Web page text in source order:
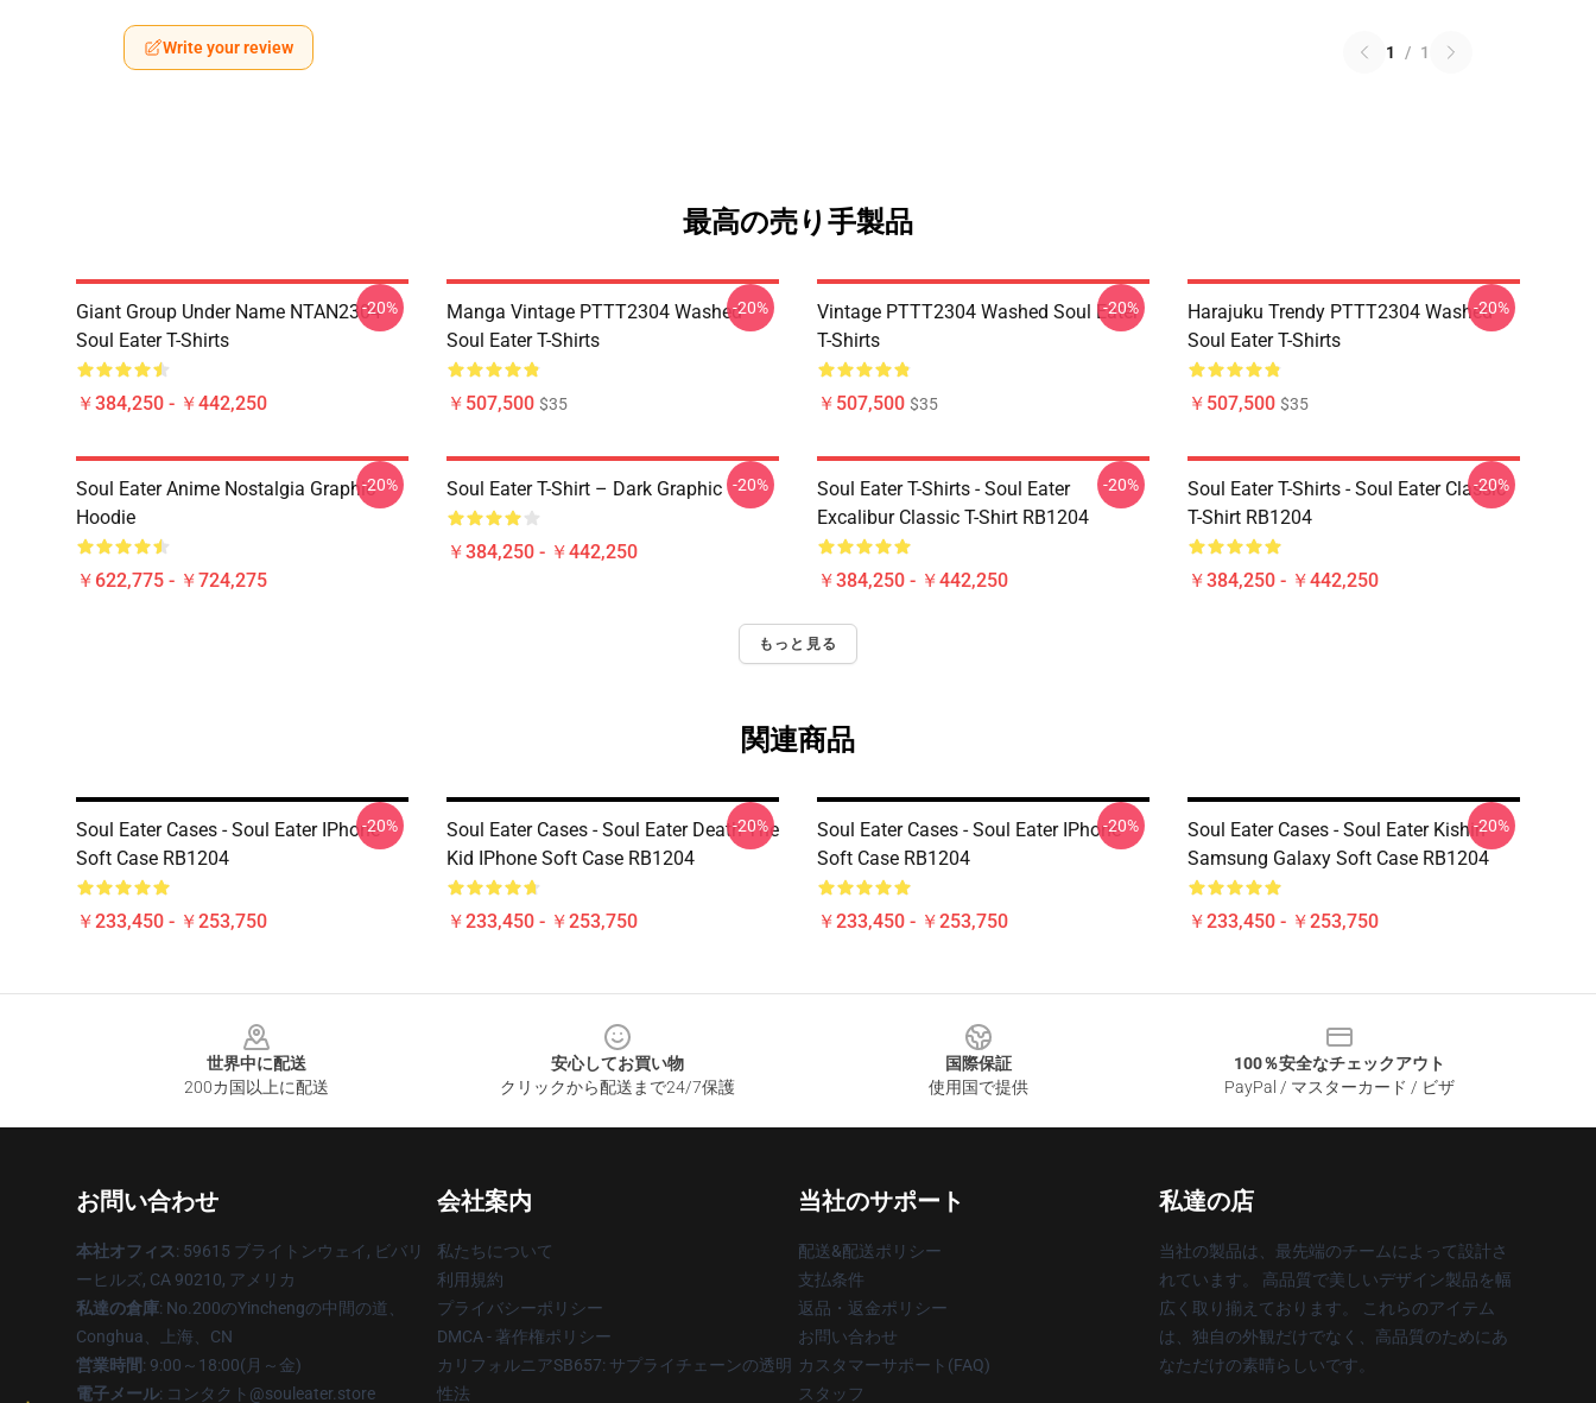
Write your review 1 / 1
最高の売り手製品
Giant Group Under Name NTAN2304
Soul Eater T-Shirts
￥384,250 - ￥442,250
-20%
Manga Vintage PTTT2304 Washed
Soul Eater T-Shirts
￥507,500 $35
-20%
Vintage PTTT2304 Washed Soul Eater
T-Shirts
￥507,500 $35
-20%
Harajuku Trendy PTTT2304 Washed
Soul Eater T-Shirts
￥507,500 $35
-20%
Soul Eater Anime Nostalgia Graphic
Hoodie
￥622,775 - ￥724,275
-20% Soul Eater T-Shirt – Dark Graphic
￥384,250 - ￥442,250
-20%
Soul Eater T-Shirts - Soul Eater
Excalibur Classic T-Shirt RB1204
￥384,250 - ￥442,250
-20%
Soul Eater T-Shirts - Soul Eater Classic
T-Shirt RB1204
￥384,250 - ￥442,250
-20%
もっと見る
関連商品
Soul Eater Cases - Soul Eater IPhone
Soft Case RB1204
￥233,450 - ￥253,750
-20%
Soul Eater Cases - Soul Eater Death The
Kid IPhone Soft Case RB1204
￥233,450 - ￥253,750
-20%
Soul Eater Cases - Soul Eater IPhone
Soft Case RB1204
￥233,450 - ￥253,750
-20%
Soul Eater Cases - Soul Eater Kishin
Samsung Galaxy Soft Case RB1204
￥233,450 - ￥253,750
-20%
世界中に配送
200カ国以上に配送
安心してお買い物
クリックから配送まで24/7保護
国際保証
使用国で提供
100％安全なチェックアウト
PayPal / マスターカード / ビザ
お問い合わせ
本社オフィス: 59615 ブライトンウェイ, ビバリ
ーヒルズ, CA 90210, アメリカ
私達の倉庫: No.200のYinchengの中間の道、
Conghua、上海、CN
営業時間: 9:00～18:00(月～金)
電子メール: コンタクト@souleater.store
会社案内
私たちについて
利用規約
プライバシーポリシー
DMCA - 著作権ポリシー
カリフォルニアSB657: サプライチェーンの透明
性法
当社のサポート
配送&配送ポリシー
支払条件
返品・返金ポリシー
お問い合わせ
カスタマーサポート(FAQ)
スタッフ
私達の店
当社の製品は、最先端のチームによって設計さ
れています。 高品質で美しいデザイン製品を幅
広く取り揃えております。 これらのアイテム
は、独自の外観だけでなく、高品質のためにあ
なただけの素晴らしいです。